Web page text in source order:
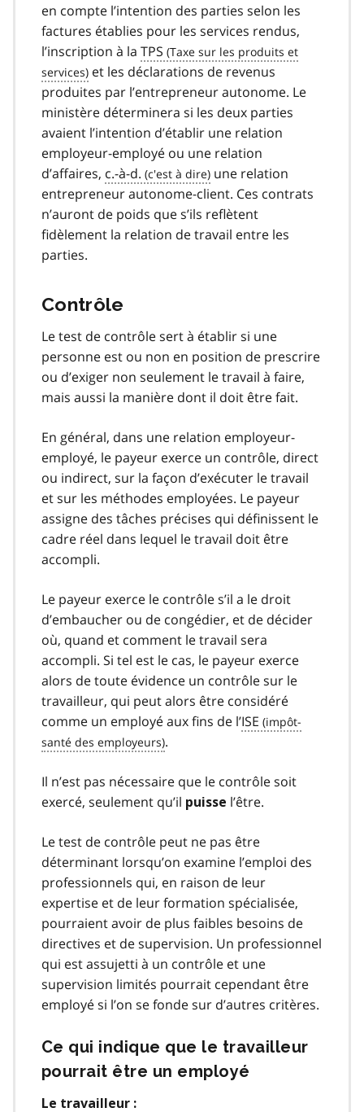
en compte l’intention des parties selon les
factures établies pour les services rendus,
l’inscription à la TPS
et les déclarations de revenus
produites par l’entrepreneur autonome. Le
ministère déterminera si les deux parties
avaient l’intention d’établir une relation
employeur-employé ou une relation
d’affaires, c.-à-d.
une relation
entrepreneur autonome-client. Ces contrats
n’auront de poids que s’ils reflètent
fidèlement la relation de travail entre les
parties.
Contrôle
Le test de contrôle sert à établir si une
personne est ou non en position de prescrire
ou d’exiger non seulement le travail à faire,
mais aussi la manière dont il doit être fait.
En général, dans une relation employeur-
employé, le payeur exerce un contrôle, direct
ou indirect, sur la façon d’exécuter le travail
et sur les méthodes employées. Le payeur
assigne des tâches précises qui définissent le
cadre réel dans lequel le travail doit être
accompli.
Le payeur exerce le contrôle s’il a le droit
d’embaucher ou de congédier, et de décider
où, quand et comment le travail sera
accompli. Si tel est le cas, le payeur exerce
alors de toute évidence un contrôle sur le
travailleur, qui peut alors être considéré
comme un employé aux fins de l’ISE
.
Il n’est pas nécessaire que le contrôle soit
exercé, seulement qu’il puisse l’être.
Le test de contrôle peut ne pas être
déterminant lorsqu’on examine l’emploi des
professionnels qui, en raison de leur
expertise et de leur formation spécialisée,
pourraient avoir de plus faibles besoins de
directives et de supervision. Un professionnel
qui est assujetti à un contrôle et une
supervision limités pourrait cependant être
employé si l’on se fonde sur d’autres critères.
Ce qui indique que le travailleur
pourrait être un employé
Le travailleur :